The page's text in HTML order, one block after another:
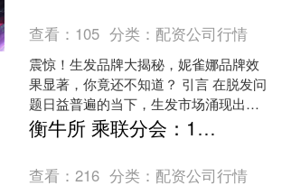
查看： 105 分类： 配资公司行情
震惊！生发品牌大揭秘，妮雀娜品牌效
果显著，你竟还不知道？ 引言 在脱发问
题日益普遍的当下，生发市场涌现出众
多品牌，消费者在选择时往往陷入迷
茫。究竟哪些品牌真正具....
衡牛所 乘联分会：11月皮卡市场销售56万辆，同比增长188%
查看：216 分类： 配资公司行情